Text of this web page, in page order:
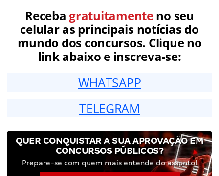
Receba gratuitamenteno seu
celular as principais notícias do
mundo dos concursos. Clique no
link abaixo e inscreva-se:
WHATSAPP
TELEGRAM
QUER CONQUISTAR A SUA APROVAÇÃO EM
CONCURSOS PÚBLICOS?
Prepare-se com quem mais entende do assunto!